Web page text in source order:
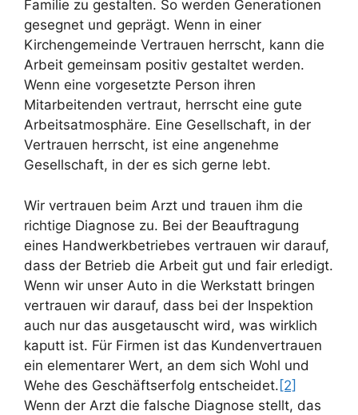
Familie zu gestalten. So werden Generationen
gesegnet und geprägt. Wenn in einer
Kirchengemeinde Vertrauen herrscht, kann die
Arbeit gemeinsam positiv gestaltet werden.
Wenn eine vorgesetzte Person ihren
Mitarbeitenden vertraut, herrscht eine gute
Arbeitsatmosphäre. Eine Gesellschaft, in der
Vertrauen herrscht, ist eine angenehme
Gesellschaft, in der es sich gerne lebt.
Wir vertrauen beim Arzt und trauen ihm die
richtige Diagnose zu. Bei der Beauftragung
eines Handwerkbetriebes vertrauen wir darauf,
dass der Betrieb die Arbeit gut und fair erledigt.
Wenn wir unser Auto in die Werkstatt bringen
vertrauen wir darauf, dass bei der Inspektion
auch nur das ausgetauscht wird, was wirklich
kaputt ist. Für Firmen ist das Kundenvertrauen
ein elementarer Wert, an dem sich Wohl und
Wehe des Geschäftserfolg entscheidet. [2]
Wenn der Arzt die falsche Diagnose stellt, das